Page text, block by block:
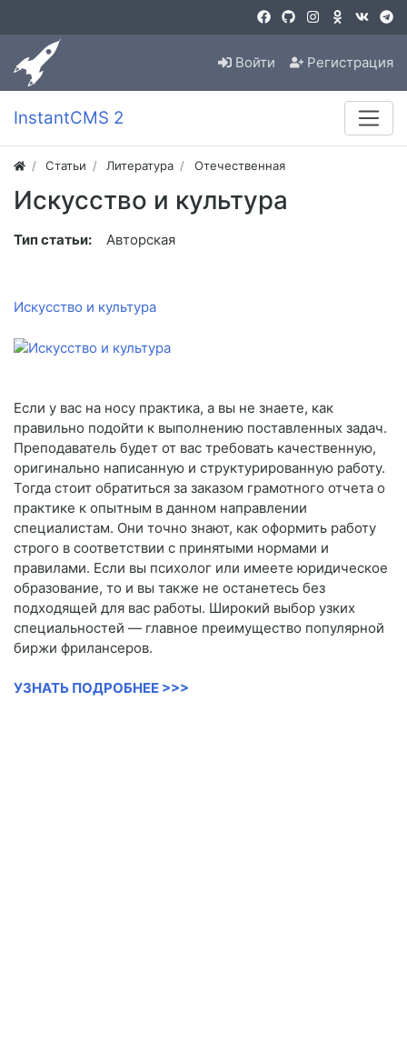
Войти Регистрация
InstantCMS 2
Статьи Литература Отечественная
Искусство и культура
Тип статьи: Авторская
Искусство и культура
Если у вас на носу практика, а вы не знаете, как
правильно подойти к выполнению поставленных задач.
Преподаватель будет от вас требовать качественную,
оригинально написанную и структурированную работу.
Тогда стоит обратиться за заказом грамотного отчета о
практике к опытным в данном направлении
специалистам. Они точно знают, как оформить работу
строго в соответствии с принятыми нормами и
правилами. Если вы психолог или имеете юридическое
образование, то и вы также не останетесь без
подходящей для вас работы. Широкий выбор узких
специальностей — главное преимущество популярной
биржи фрилансеров.
УЗНАТЬ ПОДРОБНЕЕ >>>